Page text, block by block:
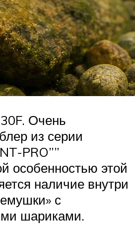
Очень
из серии
PRO””
особенностью этой
наличие внутри
с
шариками.